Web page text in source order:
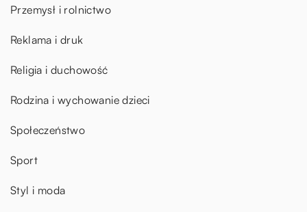
Przemysł i rolnictwo
Reklama i druk
Religia i duchowość
Rodzina i wychowanie dzieci
Społeczeństwo
Sport
Styl i moda